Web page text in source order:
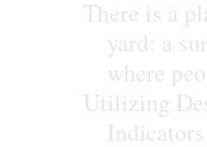
There is a
yard: a
where
Utilizing